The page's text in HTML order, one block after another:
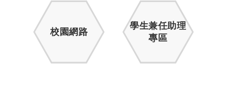
校園網路
學生兼任助理
專區